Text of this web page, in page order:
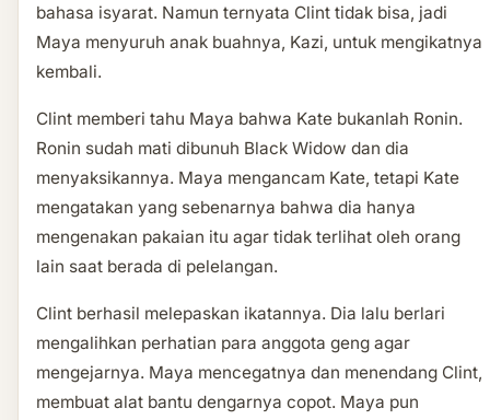
bahasa isyarat. Namun ternyata Clint tidak bisa, jadi
Maya menyuruh anak buahnya, Kazi, untuk mengikatnya
kembali.
Clint memberi tahu Maya bahwa Kate bukanlah Ronin.
Ronin sudah mati dibunuh Black Widow dan dia
menyaksikannya. Maya mengancam Kate, tetapi Kate
mengatakan yang sebenarnya bahwa dia hanya
mengenakan pakaian itu agar tidak terlihat oleh orang
lain saat berada di pelelangan.
Clint berhasil melepaskan ikatannya. Dia lalu berlari
mengalihkan perhatian para anggota geng agar
mengejarnya. Maya mencegatnya dan menendang Clint,
membuat alat bantu dengarnya copot. Maya pun